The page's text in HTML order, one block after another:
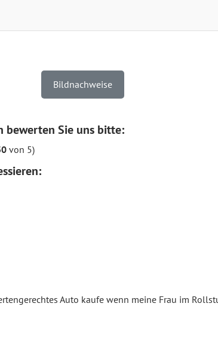
Bildnachweise
bewerten Sie uns bitte:
von 5)
Auto kaufe wenn meine Frau im